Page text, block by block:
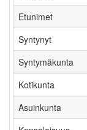
Etunimet
Syntynyt
Syntymäkunta
Kotikunta
Asuinkunta